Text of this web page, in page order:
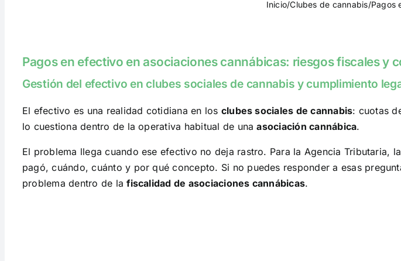
Inicio/Clubes de cannabis/Pagos
Pagos en efectivo en asociaciones cannábicas: riesgos fiscales y
Gestión del efectivo en clubes sociales de cannabis y cumplimiento
El efectivo es una realidad cotidiana en los clubes sociales de cannabis: cuotas
lo cuestiona dentro de la operativa habitual de unaasociación cannábica.
El problema llega cuando ese efectivo no deja rastro. Para la Agencia Tributaria,
pagó, cuándo, cuánto y por qué concepto. Si no puedes responder a esas
problema dentro de lafiscalidad de asociaciones cannábicas.